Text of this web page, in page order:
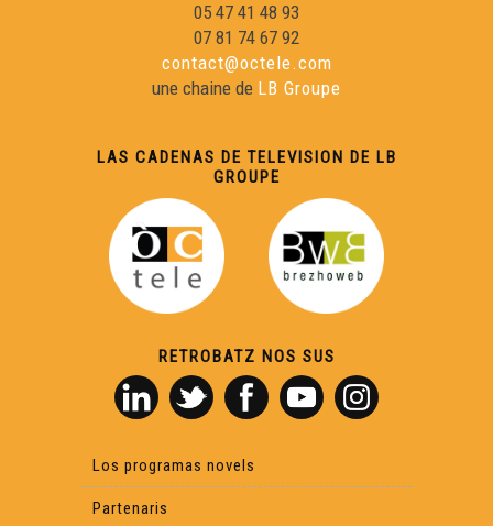
Víver de la sua produccion : ua bòrda en Corrèsa
La Bibliotèca Francofòna Multimedia de Lemòtges
Mai de 68 - Testimònis 1/3
A la descobèrta deu CAP'ÒC
Agricultura : amb o sens produits fitosanitaris ?
Dos cònsols e lo Grand Débat
05 47 41 48 93
07 81 74 67 92
contact@octele.com
une chaine de LB Groupe
LAS CADENAS DE TELEVISION DE LB
GROUPE
RETROBATZ NOS SUS
Los programas novels
Partenaris